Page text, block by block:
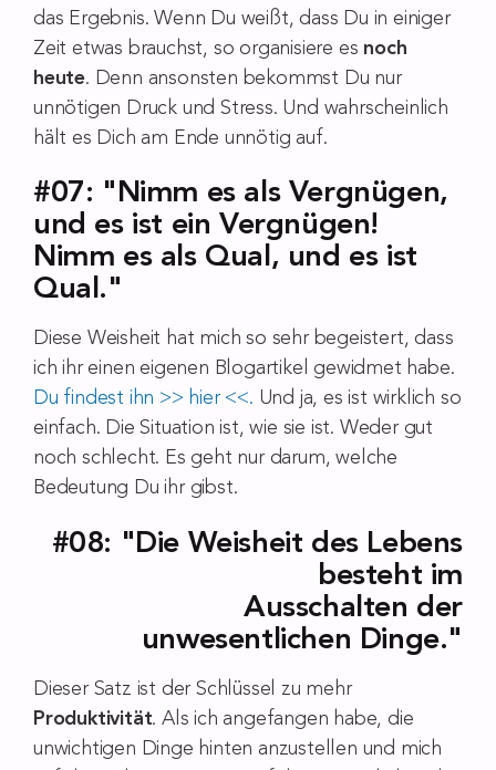
das Ergebnis. Wenn Du weißt, dass Du in einiger
Zeit etwas brauchst, so organisiere es noch
heute. Denn ansonsten bekommst Du nur
unnötigen Druck und Stress. Und wahrscheinlich
hält es Dich am Ende unnötig auf.
#07: "Nimm es als Vergnügen,
und es ist ein Vergnügen!
Nimm es als Qual, und es ist
Qual."
Diese Weisheit hat mich so sehr begeistert, dass
ich ihr einen eigenen Blogartikel gewidmet habe.
Du findest ihn >> hier <<. Und ja, es ist wirklich so
einfach. Die Situation ist, wie sie ist. Weder gut
noch schlecht. Es geht nur darum, welche
Bedeutung Du ihr gibst.
#08: "Die Weisheit des Lebens
besteht im
Ausschalten der
unwesentlichen Dinge."
Dieser Satz ist der Schlüssel zu mehr
Produktivität. Als ich angefangen habe, die
unwichtigen Dinge hinten anzustellen und mich